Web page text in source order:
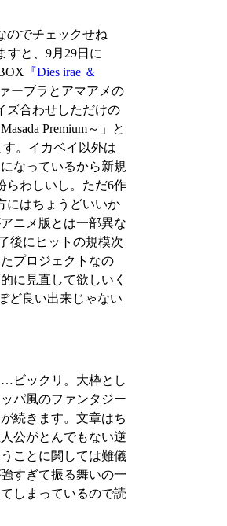
のでチェックせね
と、9月29日に
『Dies irae ＆
ーブラとアマアメの
ズ合わせしただけの
Premium～」と
。イカベイ以外は
なっているから新規
らわしいし。ただ6作
にはちょうどいいか
ニメ版とは一部異な
後にヒットの規模次
プロジェクトなの
に見直して欲しいく
ど良い出来じゃない
ビックリ。大枠とし
パ風のファンタジー
続きます。文章はち
公がとんでもない逆
ことに関しては難儀
すぎて振る舞いの一
しまっているので読